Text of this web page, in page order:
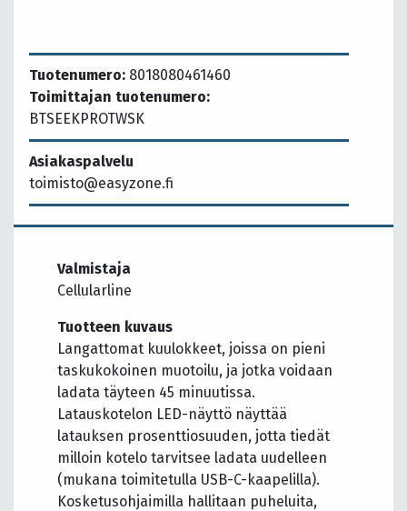
Tuotenumero: 8018080461460
Toimittajan tuotenumero:
BTSEEKPROTWSK
Asiakaspalvelu
toimisto@easyzone.fi
Valmistaja
Cellularline
Tuotteen kuvaus
Langattomat kuulokkeet, joissa on pieni
taskukokoinen muotoilu, ja jotka voidaan
ladata täyteen 45 minuutissa.
Latauskotelon LED-näyttö näyttää
latauksen prosenttiosuuden, jotta tiedät
milloin kotelo tarvitsee ladata uudelleen
(mukana toimitetulla USB-C-kaapelilla).
Kosketusohjaimilla hallitaan puheluita,